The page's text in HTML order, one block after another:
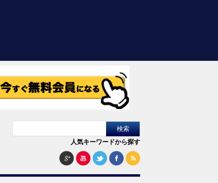
人気キーワードから探す